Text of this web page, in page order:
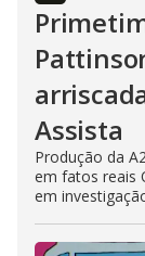
Assista
Produção da
em fatos reais
em